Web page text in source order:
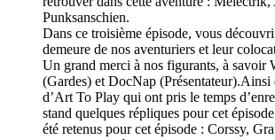
Punksanschien.
Dans ce troisième épisode, vous
demeure de nos aventuriers et leur
Un grand merci à nos figurants, à savoir
(Gardes) et DocNap (Présentateur).Ainsi
d’Art To Play qui ont pris le temps
stand quelques répliques pour cet
été retenus pour cet épisode : Corssy,